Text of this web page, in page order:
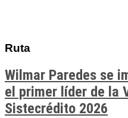
Ruta
Wilmar Paredes se
el primer líder de la
Sistecrédito 2026